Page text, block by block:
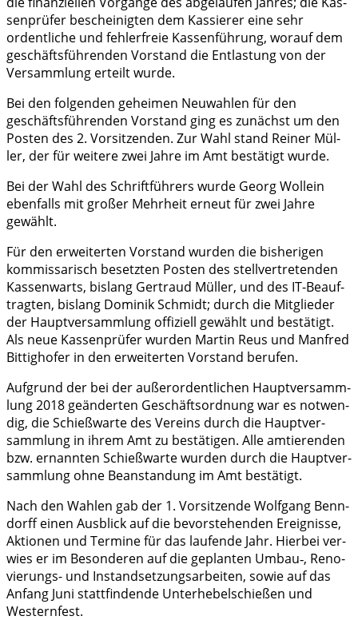
sen­prü­fer beschei­nig­ten dem Kas­sie­rer eine sehr
ordent­li­che und feh­ler­freie Kas­sen­füh­rung, wor­auf dem
geschäfts­füh­ren­den Vor­stand die Ent­las­tung von der
Ver­samm­lung erteilt wurde.
Bei den fol­gen­den gehei­men Neu­wah­len für den
geschäfts­füh­ren­den Vor­stand ging es zunächst um den
Pos­ten des 2. Vor­sit­zen­den. Zur Wahl stand Rei­ner Mül­
ler, der für wei­te­re zwei Jah­re im Amt bestä­tigt wurde.
Bei der Wahl des Schrift­füh­rers wur­de Georg Woll­ein
eben­falls mit gro­ßer Mehr­heit erneut für zwei Jah­re
gewählt.
Für den erwei­ter­ten Vor­stand wur­den die bis­he­ri­gen
kom­mis­sa­risch besetz­ten Pos­ten des stell­ver­tre­ten­den
Kas­sen­warts, bis­lang Ger­traud Mül­ler, und des IT-Beauf­
trag­ten, bis­lang Domi­nik Schmidt; durch die Mit­glie­der
der Haupt­ver­samm­lung offi­zi­ell gewählt und bestä­tigt.
Als neue Kas­sen­prü­fer wur­den Mar­tin Reus und Man­fred
Bit­tig­ho­fer in den erwei­ter­ten Vor­stand berufen.
Auf­grund der bei der außer­or­dent­li­chen Haupt­ver­samm­
lung 2018 geän­der­ten Geschäfts­ord­nung war es not­wen­
dig, die Schieß­war­te des Ver­eins durch die Haupt­ver­
samm­lung in ihrem Amt zu bestä­ti­gen. Alle amtie­ren­den
bzw. ernann­ten Schieß­war­te wur­den durch die Haupt­ver­
samm­lung ohne Bean­stan­dung im Amt bestätigt.
Nach den Wah­len gab der 1. Vor­sit­zen­de Wolf­gang Ben­n­
dorff einen Aus­blick auf die bevor­ste­hen­den Ereig­nis­se,
Aktio­nen und Ter­mi­ne für das lau­fen­de Jahr. Hier­bei ver­
wies er im Beson­de­ren auf die geplan­ten Umbau‑, Reno­
vie­rungs- und Instand­set­zungs­ar­bei­ten, sowie auf das
Anfang Juni statt­fin­den­de Unter­he­bel­schie­ßen und
Westernfest.